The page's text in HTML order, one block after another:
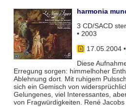
harmonia
3 CD/SACD
• 2003
17.05.2004•
Diese
Erregung sorgen: himmelhoher
Ablehnung dort. Mit ruhigem
sich ein Gemisch von
Gelungenes, viel Interessantes,
von Fragwürdigkeiten. René Jacobs